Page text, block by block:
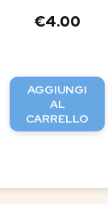
€4.00
AGGIUNGI
AL
CARRELLO